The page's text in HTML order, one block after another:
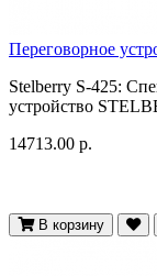
Переговорное
Stelberry S-425:
устройство
14713.00 р.
В корзину